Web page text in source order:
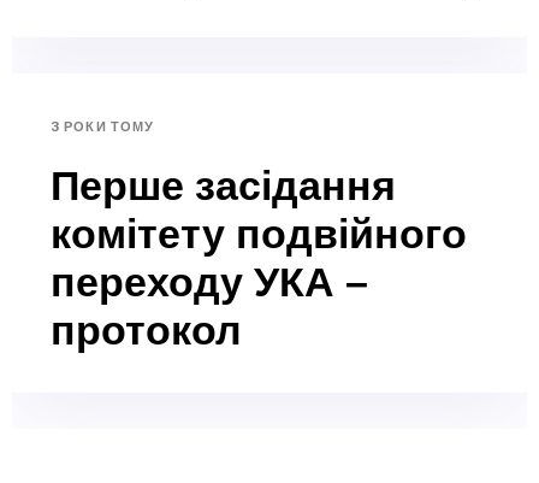
3 РОКИ ТОМУ
Перше засідання
комітету подвійного
переходу УКА –
протокол